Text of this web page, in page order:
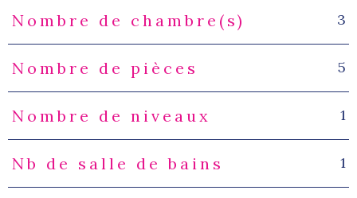
Nombre de chambre(s) 3
Nombre de pièces 5
Nombre de niveaux 1
Nb de salle de bains 1